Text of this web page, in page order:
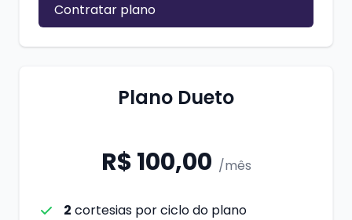
Contratar plano
Plano Dueto
R$ 100,00 /mês
2 cortesias por ciclo do plano